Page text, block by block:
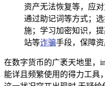
资产无法恢复等，应
通过助记词等方式；
施；学习加密知识，
站等诈骗手段，保障资
在数字货币的广袤天地里，
能详且频繁使用的得力工具